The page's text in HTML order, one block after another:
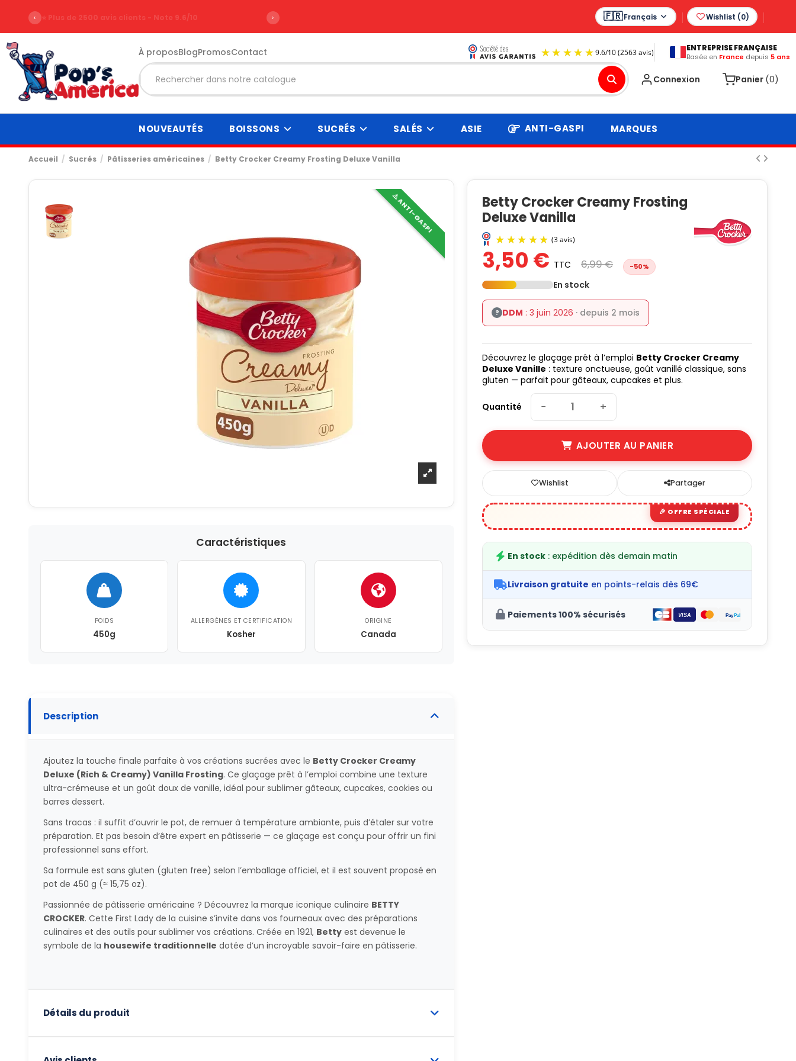
‹ ⭐ Plus de 2500 avis clients - Note 9.6/10 › Français Wishlist (0)
À proposBlogPromosContact
9.6/10 (2563 avis)
ENTREPRISE FRANÇAISE
Basée en France depuis 5 ans
Connexion Panier (0)
NOUVEAUTÉS BOISSONS SUCRÉS SALÉS ASIE ANTI-GASPI MARQUES
Accueil Sucrés Pâtisseries américaines Betty Crocker Creamy Frosting Deluxe Vanilla
⚠️ ANTI-GASPI
Caractéristiques
POIDS
450g
ALLERGÈNES ET CERTIFICATION
Kosher
ORIGINE
Canada
Description
Ajoutez la touche finale parfaite à vos créations sucrées avec le Betty Crocker Creamy
Deluxe (Rich & Creamy) Vanilla Frosting. Ce glaçage prêt à l’emploi combine une texture
ultra-crémeuse et un goût doux de vanille, idéal pour sublimer gâteaux, cupcakes, cookies ou
barres dessert.
Sans tracas : il suffit d’ouvrir le pot, de remuer à température ambiante, puis d’étaler sur votre
préparation. Et pas besoin d’être expert en pâtisserie — ce glaçage est conçu pour offrir un fini
professionnel sans effort.
Sa formule est sans gluten (gluten free) selon l’emballage officiel, et il est souvent proposé en
pot de 450 g (≈ 15,75 oz).
Passionnée de pâtisserie américaine ? Découvrez la marque iconique culinaire BETTY
CROCKER. Cette First Lady de la cuisine s’invite dans vos fourneaux avec des préparations
culinaires et des outils pour sublimer vos créations. Créée en 1921, Bettyest devenue le
symbole de la housewife traditionnelle dotée d’un incroyable savoir-faire en pâtisserie.
Détails du produit
Betty Crocker Creamy Frosting
Deluxe Vanilla
3,50 € TTC 6,99 € -50%
En stock
? DDM : 3 juin 2026 · depuis 2 mois
Découvrez le glaçage prêt à l’emploi Betty Crocker Creamy
Deluxe Vanille : texture onctueuse, goût vanillé classique, sans
gluten — parfait pour gâteaux, cupcakes et plus.
Quantité − +
AJOUTER AU PANIER
Wishlist Partager
En stock : expédition dès demain matin
Livraison gratuite en points-relais dès 69€
Paiements 100% sécurisés